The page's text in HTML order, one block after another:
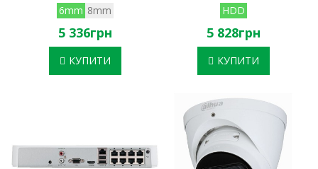
6mm 8mm
5 336грн
КУПИТИ
HDD
5 828грн
КУПИТИ